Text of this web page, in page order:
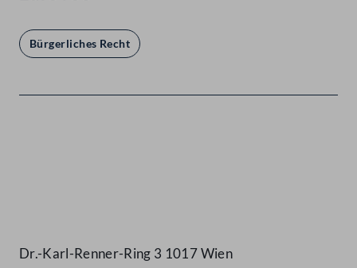
Bürgerliches Recht
Dr.-Karl-Renner-Ring 3 1017 Wien